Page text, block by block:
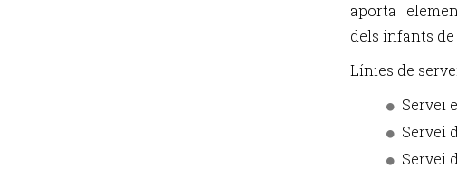
aporta
dels infants de
Línies de
Servei
Servei
Servei